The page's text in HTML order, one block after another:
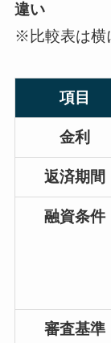
違い
※比較表は横
項目
金利
返済期間
融資条件
審査基準